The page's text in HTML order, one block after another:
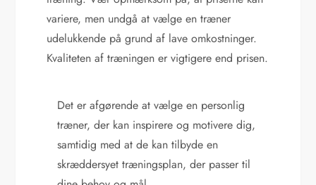
variere, men undgå at vælge en træner
udelukkende på grund af lave omkostninger.
Kvaliteten af træningen er vigtigere end prisen.
Det er afgørende at vælge en personlig
træner, der kan inspirere og motivere dig,
samtidig med at de kan tilbyde en
skræddersyet træningsplan, der passer til